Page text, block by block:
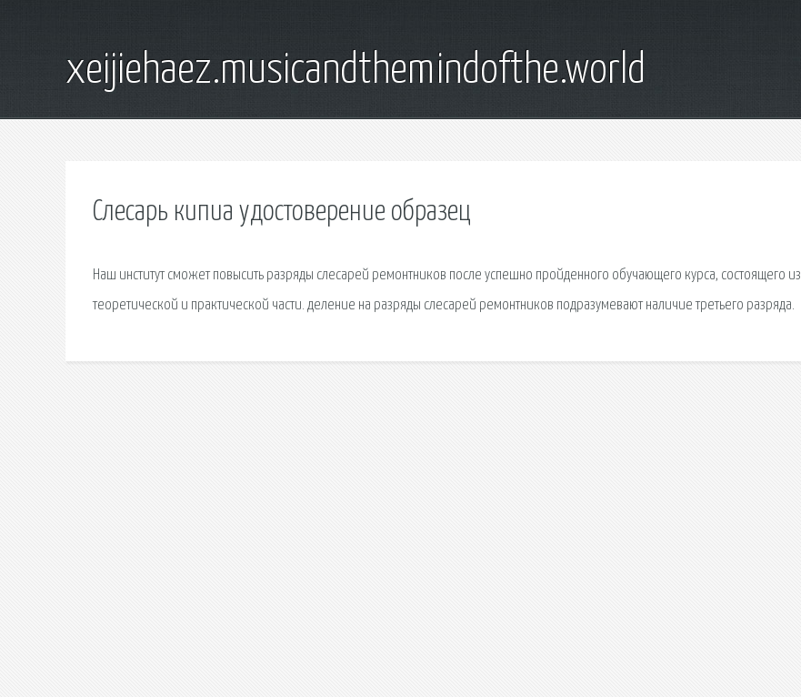
xeijiehaez.musicandthemindofthe.world
Слесарь кипиа удостоверение образец
Наш институт сможет повысить разряды слесарей ремонтников после успешно пройденного обучающего курса, состоящего из
теоретической и практической части. деление на разряды слесарей ремонтников подразумевают наличие третьего разряда.